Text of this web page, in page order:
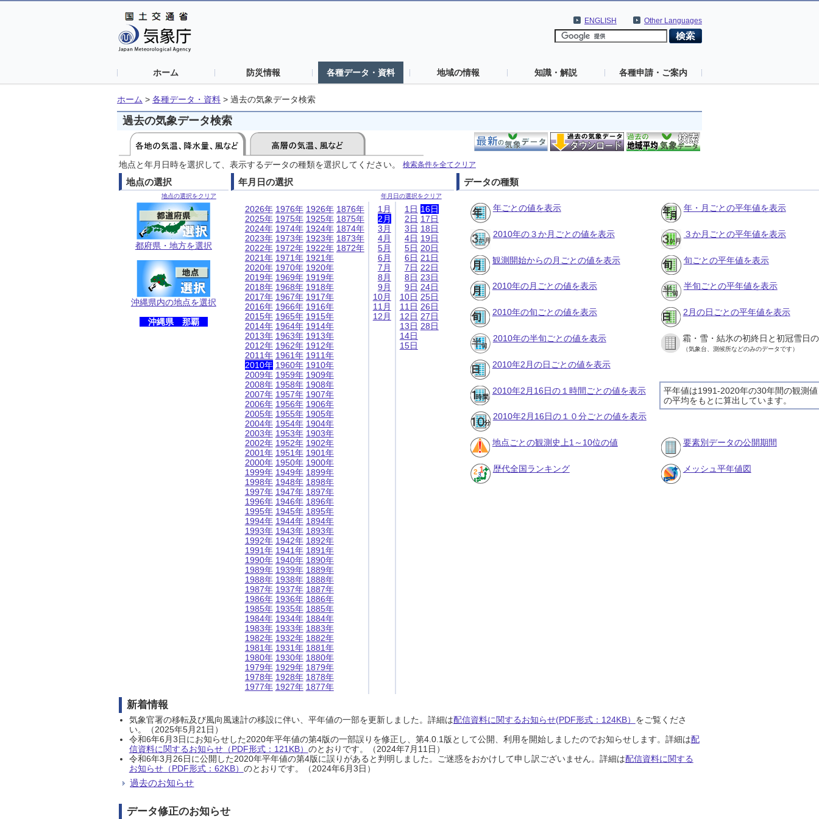
Other Languages
ENGLISH
ホーム 防災情報 各種データ・資料 地域の情報 知識・解説 各種申請・ご案内
ホーム > 各種データ・資料 > 過去の気象データ検索
過去の気象データ検索
地点と年月日時を選択して、表示するデータの種類を選択してください。 検索条件を全てクリア
地点の選択
地点の選択をクリア
都府県・地方を選択
沖縄県内の地点を選択
沖縄県 那覇
年月日の選択
年月日の選択をクリア
2026年
2025年
2024年
2023年
2022年
2021年
2020年
2019年
2018年
2017年
2016年
2015年
2014年
2013年
2012年
2011年
2010年
2009年
2008年
2007年
2006年
2005年
2004年
2003年
2002年
2001年
2000年
1999年
1998年
1997年
1996年
1995年
1994年
1993年
1992年
1991年
1990年
1989年
1988年
1987年
1986年
1985年
1984年
1983年
1982年
1981年
1980年
1979年
1978年
1977年
1976年
1975年
1974年
1973年
1972年
1971年
1970年
1969年
1968年
1967年
1966年
1965年
1964年
1963年
1962年
1961年
1960年
1959年
1958年
1957年
1956年
1955年
1954年
1953年
1952年
1951年
1950年
1949年
1948年
1947年
1946年
1945年
1944年
1943年
1942年
1941年
1940年
1939年
1938年
1937年
1936年
1935年
1934年
1933年
1932年
1931年
1930年
1929年
1928年
1927年
1926年
1925年
1924年
1923年
1922年
1921年
1920年
1919年
1918年
1917年
1916年
1915年
1914年
1913年
1912年
1911年
1910年
1909年
1908年
1907年
1906年
1905年
1904年
1903年
1902年
1901年
1900年
1899年
1898年
1897年
1896年
1895年
1894年
1893年
1892年
1891年
1890年
1889年
1888年
1887年
1886年
1885年
1884年
1883年
1882年
1881年
1880年
1879年
1878年
1877年
1876年
1875年
1874年
1873年
1872年
1月
2月
3月
4月
5月
6月
7月
8月
9月
10月
11月
12月
1日
2日
3日
4日
5日
6日
7日
8日
9日
10日
11日
12日
13日
14日
15日
16日
17日
18日
19日
20日
21日
22日
23日
24日
25日
26日
27日
28日
データの種類
年ごとの値を表示 年・月ごとの平年値を表示
2010年の３か月ごとの値を表示 ３か月ごとの平年値を表示
観測開始からの月ごとの値を表示 旬ごとの平年値を表示
2010年の月ごとの値を表示 半旬ごとの平年値を表示
2010年の旬ごとの値を表示 2月の日ごとの平年値を表示
2010年の半旬ごとの値を表示 霜・雪・結氷の初終日と初冠雪日
（気象台、測候所などのみのデータです）
2010年2月の日ごとの値を表示
平年値は1991-2020年の30年間の観測値
の平均をもとに算出しています。
2010年2月16日の１時間ごとの値を表示
2010年2月16日の１０分ごとの値を表示
地点ごとの観測史上1～10位の値 要素別データの公開期間
歴代全国ランキング メッシュ平年値図
新着情報
気象官署の移転及び風向風速計の移設に伴い、平年値の一部を更新しました。詳細は配信資料に関するお知らせ(PDF形式：124KB） をご覧くださ
い。（2025年5月21日）
令和6年6月3日にお知らせした2020年平年値の第4版の一部誤りを修正し、第4.0.1版として公開、利用を開始しましたのでお知らせします。詳細は配
信資料に関するお知らせ（PDF形式：121KB） のとおりです。（2024年7月11日）
令和6年3月26日に公開した2020年平年値の第4版に誤りがあると判明しました。ご迷惑をおかけして申し訳ございません。詳細は配信資料に関する
お知らせ（PDF形式：62KB） のとおりです。（2024年6月3日）
過去のお知らせ
データ修正のお知らせ